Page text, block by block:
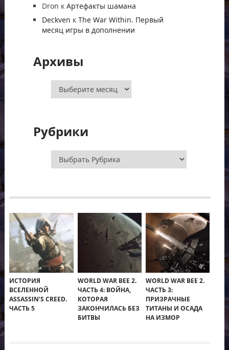
Dron кАртефакты шамана
Deckven кThe War Within. Первый
месяц игры в дополнении
Архивы
Архивы
Рубрики
Рубрики
ИСТОРИЯ
ВСЕЛЕННОЙ
ASSASSIN’S CREED.
ЧАСТЬ 5
WORLD WAR BEE 2.
ЧАСТЬ 4: ВОЙНА,
КОТОРАЯ
ЗАКОНЧИЛАСЬ БЕЗ
БИТВЫ
WORLD WAR BEE 2.
ЧАСТЬ 3:
ПРИЗРАЧНЫЕ
ТИТАНЫ И ОСАДА
НА ИЗМОР